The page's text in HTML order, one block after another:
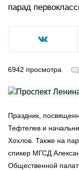
парад
6942 просмотра
Праздник,
Тефтелев и
Хохлов. Также на
спикер МГСД
Общественной